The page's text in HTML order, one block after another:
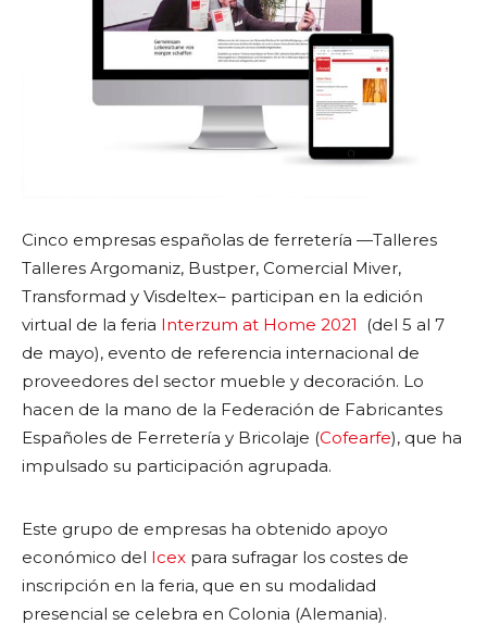
Cinco empresas españolas de ferretería —Talleres
Talleres Argomaniz, Bustper, Comercial Miver,
Transformad y Visdeltex– participan en la edición
virtual de la feria Interzum at Home 2021
(del 5 al 7
de mayo), evento de referencia internacional de
proveedores del sector mueble y decoración. Lo
hacen de la mano de la Federación de Fabricantes
Españoles de Ferretería y Bricolaje (Cofearfe), que ha
impulsado su participación agrupada.
Este grupo de empresas ha obtenido apoyo
económico del Icex para sufragar los costes de
inscripción en la feria, que en su modalidad
presencial se celebra en Colonia (Alemania).